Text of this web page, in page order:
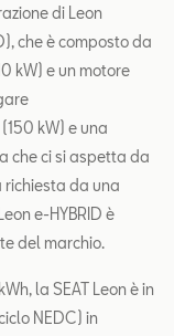
di Leon
che è composto da
kW) e un motore
kW) e una
che ci si aspetta da
richiesta da una
e-HYBRID è
del marchio.
la SEAT Leon è in
NEDC) in